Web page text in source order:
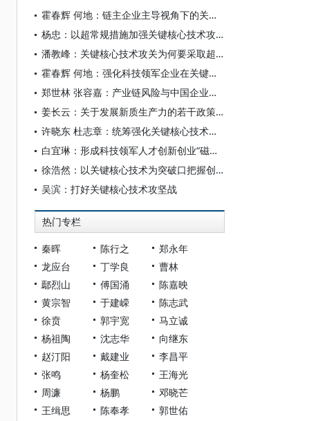
霍春辉 何地：链主企业主导视角下的关键核心技术体系化攻关
杨忠：以超常规措施加强关键核心技术攻关
潘教峰：关键核心技术攻关为何要采取超常规措施
霍春辉 何地：强化科技领军企业在关键核心技术攻关中的引领作用
郑世林 张容嘉：产业链风险与中国企业自主创新突破
姜长云：关于发展新质生产力的若干政策和实践问题
许晓东 杜志章：统筹强化关键核心技术攻关
白宜琳：形成科技领军人才创新创业“磁吸效应”
徐浩然：以关键核心技术为突破口把握创新主动权
吴滨：打好关键核心技术攻坚战
热门专栏
秦晖 陈行之
郑永年
龙应台
丁学良
曹林
鄢烈山
傅国涌
陈嘉映
黄宗智
于建嵘
陈志武
徐贲
郭宇宽
马立诚
杨祖陶
沈志华
向继东
赵汀阳
戴建业
李昌平
张鸣
杨奎松
王海光
周濂
杨鹏
邓晓芒
王缉思
陈奉孝
郭世佑